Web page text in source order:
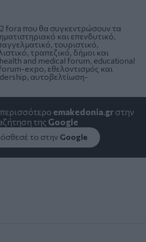
fora που θα συγκεντρώσουν τα
και επενδυτικό,
τουριστικό,
τραπεζικό, δήμοι και
and medical forum, educational
expo, εθελοντισμός και
αυτοβελτίωση-
emakedonia.grστην
της Google
το στην Google